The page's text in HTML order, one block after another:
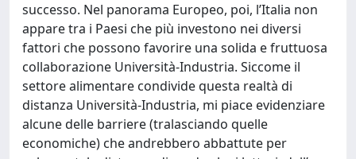
successo. Nel panorama Europeo, poi, l’Italia non
appare tra i Paesi che più investono nei diversi
fattori che possono favorire una solida e fruttuosa
collaborazione Università-Industria. Siccome il
settore alimentare condivide questa realtà di
distanza Università-Industria, mi piace evidenziare
alcune delle barriere (tralasciando quelle
economiche) che andrebbero abbattute per